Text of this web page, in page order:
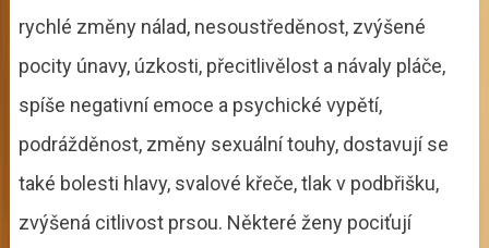
rychlé změny nálad, nesoustředěnost, zvýšené
pocity únavy, úzkosti, přecitlivělost a návaly pláče,
spíše negativní emoce a psychické vypětí,
podrážděnost, změny sexuální touhy, dostavují se
také bolesti hlavy, svalové křeče, tlak v podbřišku,
zvýšená citlivost prsou. Některé ženy pociťují